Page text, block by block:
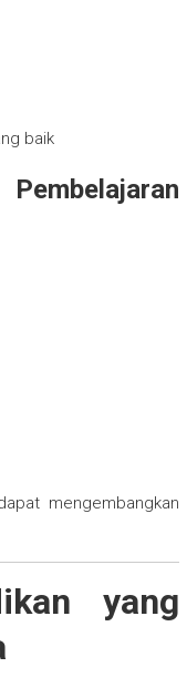
baik
mengembangkan
yang